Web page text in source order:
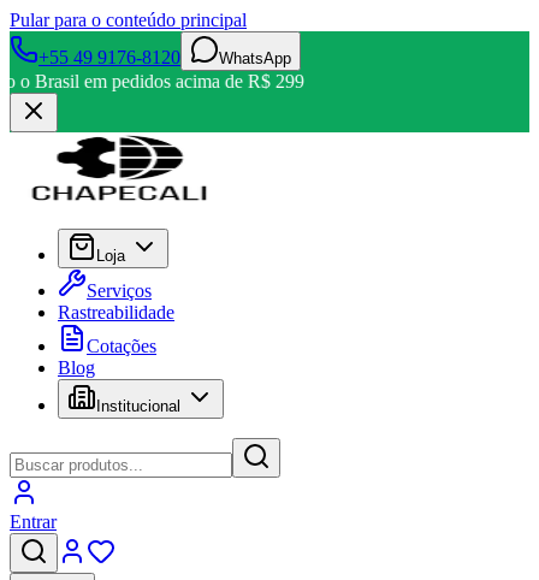
Pular para o conteúdo principal
+55 49 9176-8120
WhatsApp
o Brasil em pedidos acima de R$ 299
Loja
Serviços
Rastreabilidade
Cotações
Blog
Institucional
Entrar